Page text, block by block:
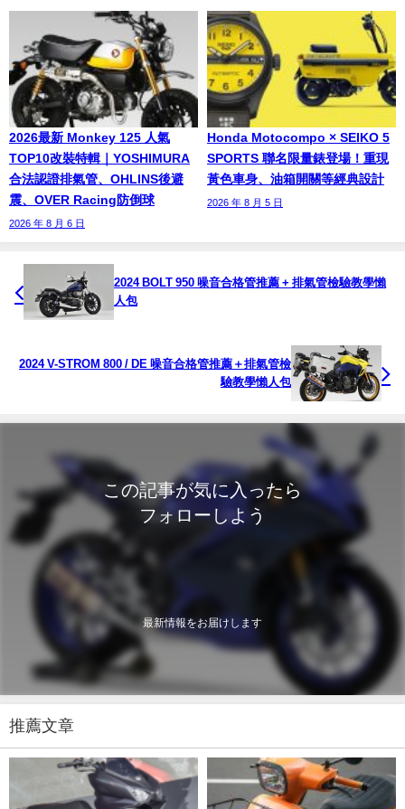
2026最新 Monkey 125 人氣
TOP10改裝特輯｜YOSHIMURA
合法認證排氣管、OHLINS後避
震、OVER Racing防倒球
2026 年 8 月 6 日
Honda Motocompo × SEIKO 5
SPORTS 聯名限量錶登場！重現
黃色車身、油箱開關等經典設計
2026 年 8 月 5 日
2024 BOLT 950 噪音合格管推薦 + 排氣管檢驗教學懶
人包
2024 V-STROM 800 / DE 噪音合格管推薦＋排氣管檢
驗教學懶人包
この記事が気に入ったら
フォローしよう
最新情報をお届けします
推薦文章